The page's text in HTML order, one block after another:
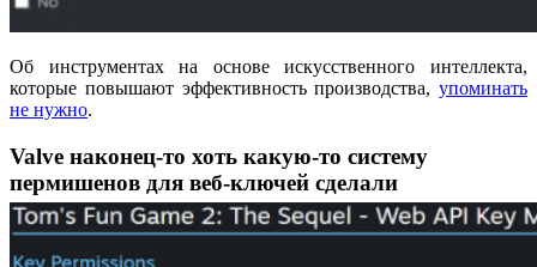
Об инструментах на основе искусственного интеллекта,
которые повышают эффективность производства, упоминать
не нужно.
Valve наконец-то хоть какую-то систему
пермишенов для веб-ключей сделали